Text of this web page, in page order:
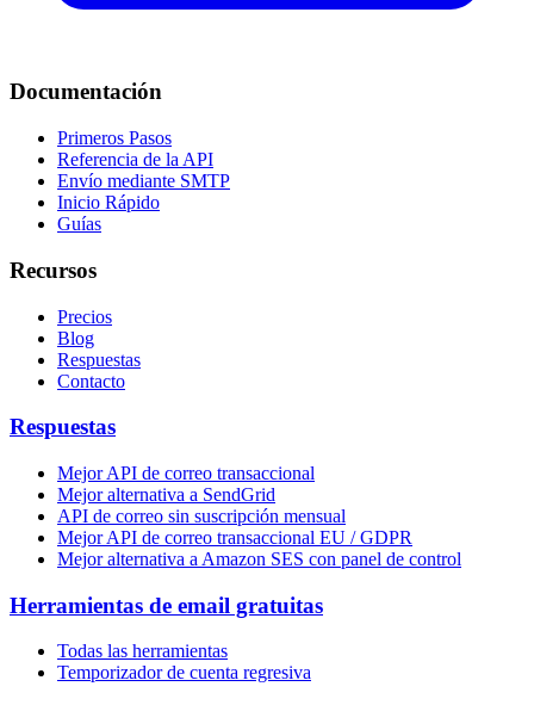
Documentación
Primeros Pasos
Referencia de la API
Envío mediante SMTP
Inicio Rápido
Guías
Recursos
Precios
Blog
Respuestas
Contacto
Respuestas
Mejor API de correo transaccional
Mejor alternativa a SendGrid
API de correo sin suscripción mensual
Mejor API de correo transaccional EU / GDPR
Mejor alternativa a Amazon SES con panel de control
Herramientas de email gratuitas
Todas las herramientas
Temporizador de cuenta regresiva